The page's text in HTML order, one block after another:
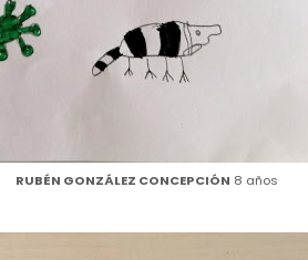
RUBÉN GONZÁLEZ CONCEPCIÓN 8 años